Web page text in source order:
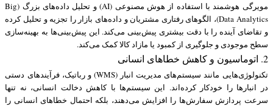
مویرگی هوشمند با استفاده از هوش مصنوعی (AI) و تحلیل داده‌های بزرگ (Big
Data Analytics)، الگوهای رفتاری مشتریان و داده‌های بازار را تجزیه و تحلیل کرده
و تقاضای آینده را با دقت بیشتری پیش‌بینی می‌کند. این پیش‌بینی‌ها به بهینه‌سازی
سطح موجودی و جلوگیری از کمبود یا مازاد کالا کمک می‌کند.
2. اتوماسیون و کاهش خطاهای انسانی
تکنولوژی‌هایی مانند سیستم‌های مدیریت انبار (WMS) و رباتیک، فرآیندهای دستی
در انبارها را خودکار کرده‌اند. این سیستم‌ها با کاهش دخالت انسانی، نه تنها
سرعت پردازش سفارش‌ها را افزایش می‌دهند، بلکه احتمال خطاهای انسانی را